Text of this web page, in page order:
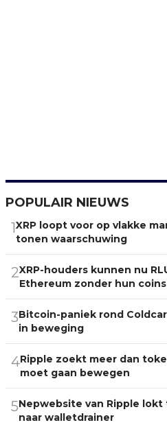
POPULAIR NIEUWS
1XRP loopt voor op vlakke
tonen waarschuwing
2XRP-houders kunnen nu
Ethereum zonder hun
3Bitcoin-paniek rond
in beweging
4Ripple zoekt meer dan
moet gaan bewegen
5Nepwebsite van Ripple lokt
naar walletdrainer